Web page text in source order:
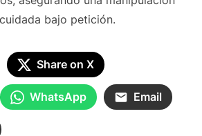
bajo petición.
Share on X
WhatsApp Email